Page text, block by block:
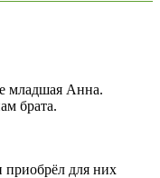
младшая Анна.
брата.
приобрёл для них